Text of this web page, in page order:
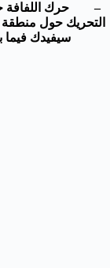
– حرك اللفافة
سيفيدك فيما